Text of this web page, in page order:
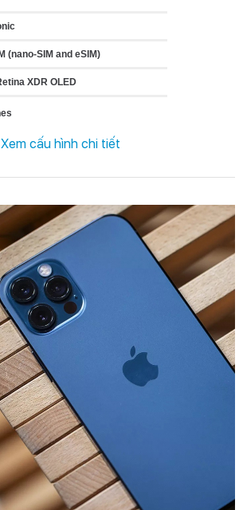
(nano‑SIM and eSIM)
XDR OLED
pixels
Xem cấu hình chi tiết